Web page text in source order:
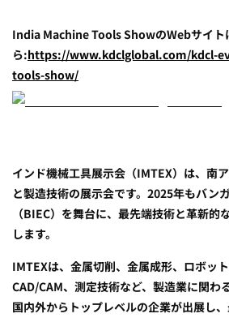
India Machine Tools ShowのWebサイト
ら:https://www.kdclglobal.com/kdcl-
tools-show/
インド機械工具展示会（IMTEX）は、南
と製造技術の展示会です。2025年もバン
（BIEC）を舞台に、最先端技術と革新的
します。
IMTEXは、金属切削、金属成形、ロボット
CAD/CAM、測定技術など、製造業に関わ
国内外からトップレベルの企業が出展し